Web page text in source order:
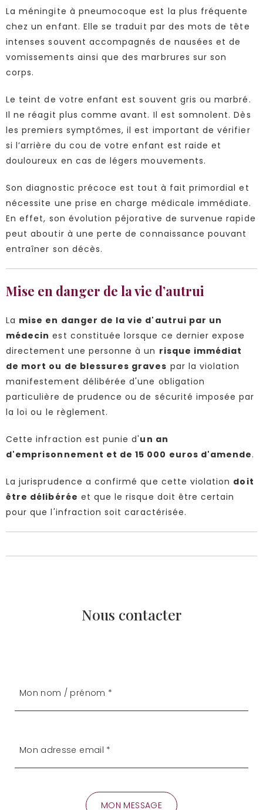
La méningite à pneumocoque est la plus fréquente
chez un enfant. Elle se traduit par des mots de tête
intenses souvent accompagnés de nausées et de
vomissements ainsi que des marbrures sur son
corps.
Le teint de votre enfant est souvent gris ou marbré.
Il ne réagit plus comme avant. Il est somnolent. Dès
les premiers symptômes, il est important de vérifier
si l’arrière du cou de votre enfant est raide et
douloureux en cas de légers mouvements.
Son diagnostic précoce est tout à fait primordial et
nécessite une prise en charge médicale immédiate.
En effet, son évolution péjorative de survenue rapide
peut aboutir à une perte de connaissance pouvant
entraîner son décès.
Mise en danger de la vie d’autrui
La mise en danger de la vie d'autrui par un
médecin est constituée lorsque ce dernier expose
directement une personne à un risque immédiat
de mort ou de blessures graves par la violation
manifestement délibérée d'une obligation
particulière de prudence ou de sécurité imposée par
la loi ou le règlement.
Cette infraction est punie d'un an
d'emprisonnement et de 15 000 euros d'amende.
La jurisprudence a confirmé que cette violation doit
être délibérée et que le risque doit être certain
pour que l'infraction soit caractérisée.
Nous contacter